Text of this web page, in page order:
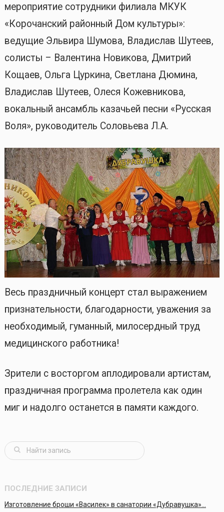
мероприятие сотрудники филиала МКУК
«Корочанский районный Дом культуры»:
ведущие Эльвира Шумова, Владислав Шутеев,
солисты – Валентина Новикова, Дмитрий
Кощаев, Ольга Цуркина, Светлана Дюмина,
Владислав Шутеев, Олеся Кожевникова,
вокальный ансамбль казачьей песни «Русская
Воля», руководитель Соловьева Л.А.
Весь праздничный концерт стал выражением
признательности, благодарности, уважения за
необходимый, гуманный, милосердный труд
медицинского работника!
Зрители с восторгом аплодировали артистам,
праздничная программа пролетела как один
миг и надолго останется в памяти каждого.
ПОСЛЕДНИЕ ЗАПИСИ
Изготовление броши «Василек» в санатории «Дубравушка»…